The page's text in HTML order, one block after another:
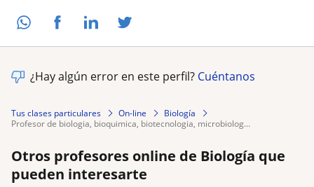
¿Hay algún error en este perfil? Cuéntanos
Tus clases particulares On-line
Biología
profesor de biologia, bioquimica, biotecnologia, microbiolog...
Otros profesores online de Biología que
pueden interesarte